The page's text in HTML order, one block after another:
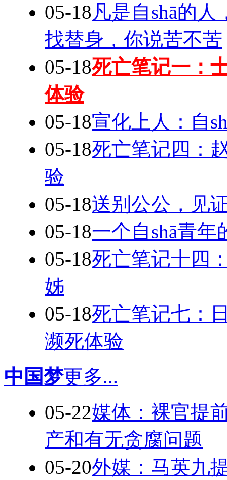
05-18凡是自shā的
找替身，你说苦不苦
05-18死亡笔记一：
体验
05-18宣化上人：自
05-18死亡笔记四：
验
05-18送别公公，见
05-18一个自shā青年
05-18死亡笔记十四
姊
05-18死亡笔记七：
濒死体验
中国梦更多...
05-22媒体：裸官提
产和有无贪腐问题
05-20外媒：马英九